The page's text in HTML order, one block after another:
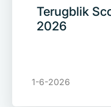
Terugblik
2026
1-6-2026